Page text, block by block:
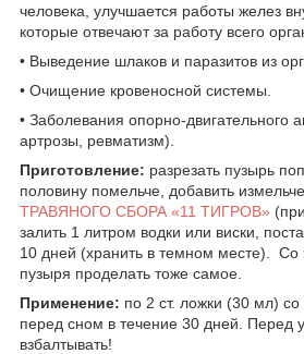
человека, улучшается работы желез
которые отвечают за работу всего
• Выведение шлаков и паразитов из
• Очищение кровеносной системы.
• Заболевания опорно-двигательного
артрозы, ревматизм).
Приготовление: разрезать пузырь
половину помельче, добавить
ТРАВЯНОГО СБОРА «11 ТИГРОВ»
залить 1 литром водки или виски,
10 дней (хранить в темном месте). Со
пузыря проделать тоже самое.
Применение: по 2 ст. ложки (30 мл)
перед сном в течение 30 дней. Перед
взбалтывать!